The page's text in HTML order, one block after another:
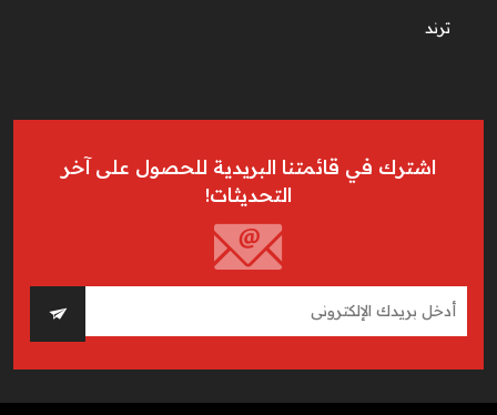
ترند
اشترك في قائمتنا البريدية للحصول على آخر
التحديثات!